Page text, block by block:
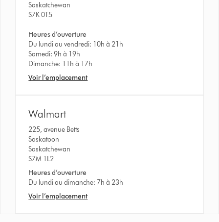
Saskatchewan
S7K 0T5
Heures d’ouverture
Du lundi au vendredi: 10h à 21h
Samedi: 9h à 19h
Dimanche: 11h à 17h
Voir l’emplacement
Walmart
225, avenue Betts
Saskatoon
Saskatchewan
S7M 1L2
Heures d’ouverture
Du lundi au dimanche: 7h à 23h
Voir l’emplacement